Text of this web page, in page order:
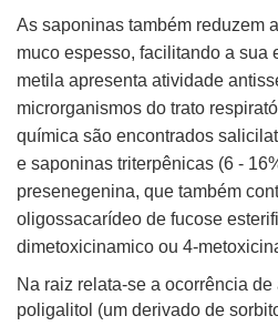
As saponinas também reduzem
muco espesso, facilitando a sua
metila apresenta atividade
microrganismos do trato
química são encontrados
e saponinas triterpênicas (6 -
presenegenina, que também
oligossacarídeo de fucose
dimetoxicinamico ou 4-
Na raiz relata-se a ocorrência
poligalitol (um derivado de